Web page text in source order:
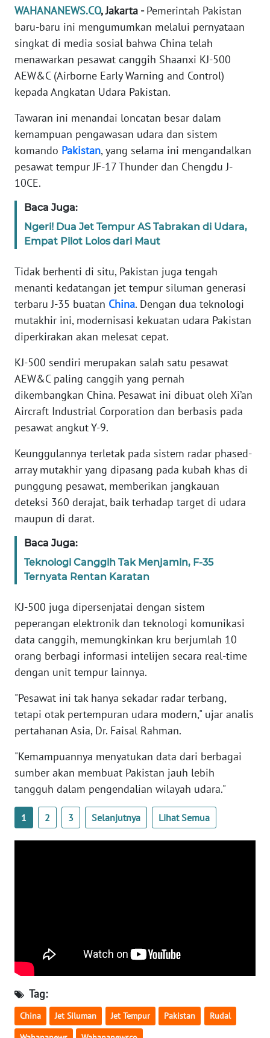
WAHANANEWS.CO, Jakarta -Pemerintah Pakistan
baru-baru ini mengumumkan melalui pernyataan
singkat di media sosial bahwa China telah
menawarkan pesawat canggih Shaanxi KJ-500
AEW&C (Airborne Early Warning and Control)
kepada Angkatan Udara Pakistan.
Tawaran ini menandai loncatan besar dalam
kemampuan pengawasan udara dan sistem
komando Pakistan, yang selama ini mengandalkan
pesawat tempur JF-17 Thunder dan Chengdu J-
10CE.
Baca Juga:
Ngeri! Dua Jet Tempur AS Tabrakan di Udara,
Empat Pilot Lolos dari Maut
Tidak berhenti di situ, Pakistan juga tengah
menanti kedatangan jet tempur siluman generasi
terbaru J-35 buatan China. Dengan dua teknologi
mutakhir ini, modernisasi kekuatan udara Pakistan
diperkirakan akan melesat cepat.
KJ-500 sendiri merupakan salah satu pesawat
AEW&C paling canggih yang pernah
dikembangkan China. Pesawat ini dibuat oleh Xi’an
Aircraft Industrial Corporation dan berbasis pada
pesawat angkut Y-9.
Keunggulannya terletak pada sistem radar phased-
array mutakhir yang dipasang pada kubah khas di
punggung pesawat, memberikan jangkauan
deteksi 360 derajat, baik terhadap target di udara
maupun di darat.
Baca Juga:
Teknologi Canggih Tak Menjamin, F-35
Ternyata Rentan Karatan
KJ-500 juga dipersenjatai dengan sistem
peperangan elektronik dan teknologi komunikasi
data canggih, memungkinkan kru berjumlah 10
orang berbagi informasi intelijen secara real-time
dengan unit tempur lainnya.
"Pesawat ini tak hanya sekadar radar terbang,
tetapi otak pertempuran udara modern," ujar analis
pertahanan Asia, Dr. Faisal Rahman.
"Kemampuannya menyatukan data dari berbagai
sumber akan membuat Pakistan jauh lebih
tangguh dalam pengendalian wilayah udara."
1 2 3 Selanjutnya Lihat Semua
Tag:
China Jet Siluman Jet Tempur Pakistan Rudal
KONTAK
KAMI
INFO
IKLAN
TENTANG
KAMI
PEDOMAN
MEDIA
REDAKSI
DISCLAIMER
Wahana
News
Regional
WN
WN
JAKARTA
WN
JABAR
WN
BANTEN
NTT
KEPRI
WN
PAPUA
PAPUA
BARAT
RIAU
WN
SULTENG
SULBAR